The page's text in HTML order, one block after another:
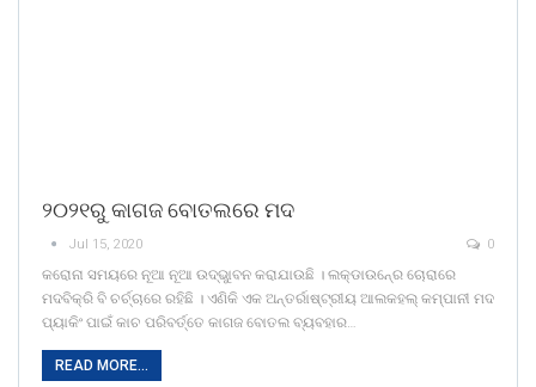
୨୦୨୧ରୁ କାଗଜ ବୋତଲରେ ମଦ
Jul 15, 2020 0
କରୋନା ସମୟରେ ନୂଆ ନୂଆ ଉଦ୍ଭୁାବନ କରାଯାଉଛି । ଲକ୍‍ଡାଉନ୍‍ରେ ଚୋରାରେ
ମଦବିକ୍ରି ବି ଚର୍ଚ୍ଚାରେ ରହିଛି । ଏଣିକି ଏକ ଅନ୍ତର୍ରାଷ୍ଟ୍ରୀୟ ଆଲକହଲ୍‍ କମ୍ପାନୀ ମଦ
ପ୍ୟାକିଂ ପାଇଁ କାଚ ପରିବର୍ତ୍ତେ କାଗଜ ବୋତଲ ବ୍ୟବହାର…
READ MORE...